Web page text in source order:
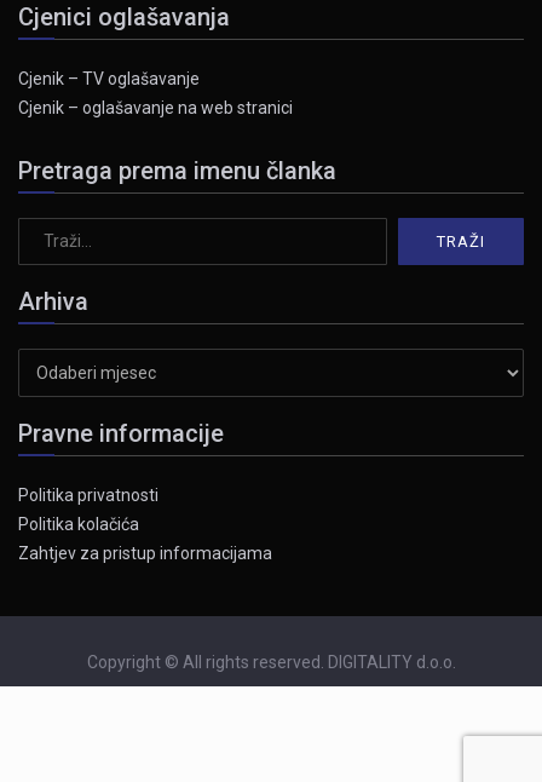
Cjenici oglašavanja
Cjenik – TV oglašavanje
Cjenik – oglašavanje na web stranici
Pretraga prema imenu članka
Arhiva
Pravne informacije
Politika privatnosti
Politika kolačića
Zahtjev za pristup informacijama
Copyright © All rights reserved. DIGITALITY d.o.o.